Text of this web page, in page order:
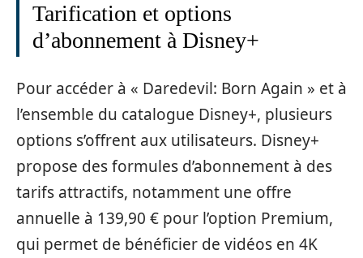
Tarification et options
d’abonnement à Disney+
Pour accéder à « Daredevil: Born Again » et à
l’ensemble du catalogue Disney+, plusieurs
options s’offrent aux utilisateurs. Disney+
propose des formules d’abonnement à des
tarifs attractifs, notamment une offre
annuelle à 139,90 € pour l’option Premium,
qui permet de bénéficier de vidéos en 4K